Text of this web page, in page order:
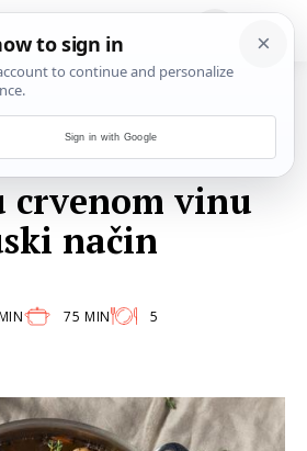
PILETINA
crvenom vinu
način
75 MIN
5
Sign in with Google